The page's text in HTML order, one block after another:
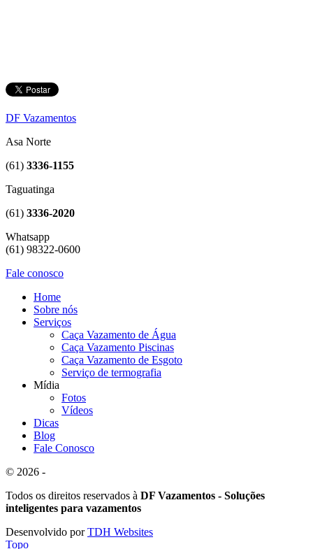
DF Vazamentos
Asa Norte
(61) 3336-1155
Taguatinga
(61) 3336-2020
Whatsapp
(61) 98322-0600
Fale conosco
Home
Sobre nós
Serviços
Caça Vazamento de Água
Caça Vazamento Piscinas
Caça Vazamento de Esgoto
Serviço de termografia
Mídia
Fotos
Vídeos
Dicas
Blog
Fale Conosco
© 2026 -
Todos os direitos reservados à DF Vazamentos - Soluções
inteligentes para vazamentos
Desenvolvido porTDH Websites
Topo